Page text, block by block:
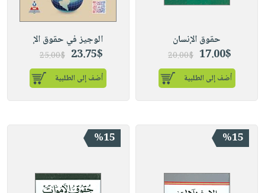
حقوق الإنسان
17.00$
20.00$
أضف إلى الطلبية
الوجيز في حقوق الإ
23.75$
25.00$
أضف إلى الطلبية
%15
%15